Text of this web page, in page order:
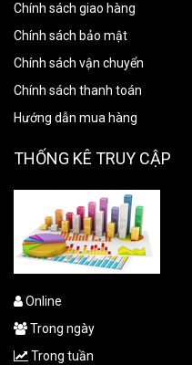
Chính sách giao hàng
Chính sách bảo mật
Chính sách vận chuyển
Chính sách thanh toán
Hướng dẫn mua hàng
THỐNG KÊ TRUY CẬP
Online
Trong ngày
Trong tuần